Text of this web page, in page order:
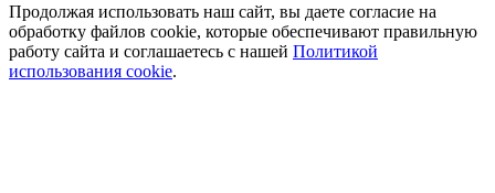
Продолжая использовать наш сайт, вы даете согласие на
обработку файлов cookie, которые обеспечивают правильную
работу сайта и соглашаетесь с нашей Политикой
использования cookie.